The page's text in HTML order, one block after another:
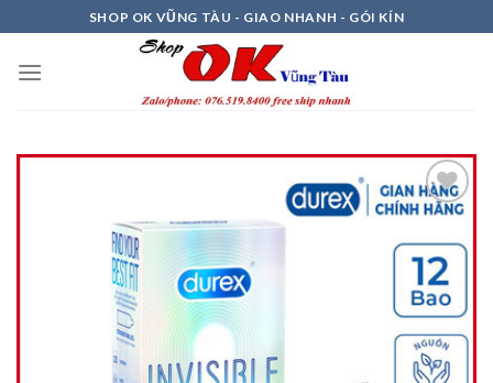
to
content
SHOP OK VŨNG TÀU - GIAO NHANH - GÓI KÍN
Thêm
vào
Ưa
Thích